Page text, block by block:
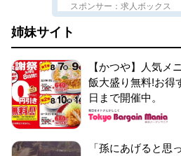
スポンサー：求人ボックス
姉妹サイト
【かつや】人気メ
飯大盛り無料!お得
日まで開催中。
「孫にあげると思